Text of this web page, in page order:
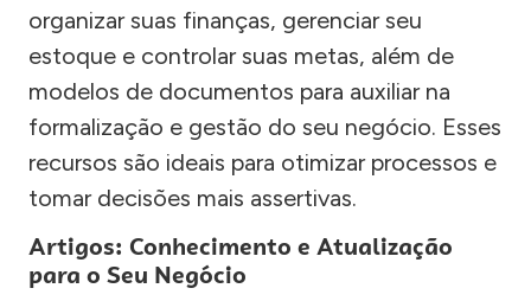
organizar suas finanças, gerenciar seu
estoque e controlar suas metas, além de
modelos de documentos para auxiliar na
formalização e gestão do seu negócio. Esses
recursos são ideais para otimizar processos e
tomar decisões mais assertivas.
Artigos: Conhecimento e Atualização
para o Seu Negócio